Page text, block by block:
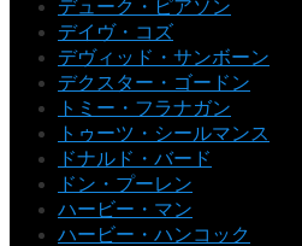
デューク・ピアソン
デイヴ・コズ
デヴィッド・サンボーン
デクスター・ゴードン
トミー・フラナガン
トゥーツ・シールマンス
ドナルド・バード
ドン・プーレン
ハービー・マン
ハービー・ハンコック